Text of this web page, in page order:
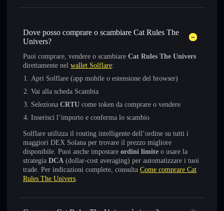
Dove posso comprare o scambiare Cat Rules The
Univers?
Puoi comprare, vendere o scambiare Cat Rules The Univers
direttamente nel wallet Solflare:
Apri Solflare (app mobile o estensione del browser)
Vai alla scheda Scambia
Seleziona CRTU come token da comprare o vendere
Inserisci l’importo e conferma lo scambio
Solflare utilizza il routing intelligente dell’ordine su tutti i
maggiori DEX Solana per trovare il prezzo migliore
disponibile. Puoi anche impostare ordini limite o usare la
strategia DCA (dollar-cost averaging) per automatizzare i tuoi
trade. Per indicazioni complete, consulta Come comprare Cat
Rules The Univers.